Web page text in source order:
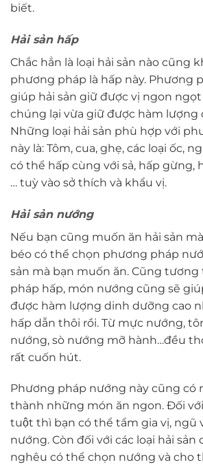
biết.
Hải sản hấp
Chắc hẳn là loại hải sản nào cũng
phương pháp là hấp này. Phương
giúp hải sản giữ được vị ngon ngọt
chúng lại vừa giữ được hàm lượng
Những loại hải sản phù hợp với
này là: Tôm, cua, ghẹ, các loại ốc,
có thể hấp cùng với sả, hấp gừng,
… tuỳ vào sở thích và khẩu vị.
Hải sản nướng
Nếu bạn cũng muốn ăn hải sản
béo có thể chọn phương pháp
sản mà bạn muốn ăn. Cũng
pháp hấp, món nướng cũng sẽ
được hàm lượng dinh dưỡng cao
hấp dẫn thôi rồi. Từ mực nướng,
nướng, sò nướng mỡ hành…đều
rất cuốn hút.
Phương pháp nướng này cũng có
thành những món ăn ngon. Đối
tuột thì bạn có thể tẩm gia vị, ngũ
nướng. Còn đối với các loại hải sản
nghêu có thể chọn nướng và cho